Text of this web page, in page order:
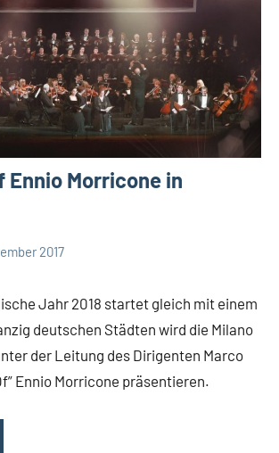
Ennio Morricone in
2017
Jahr 2018 startet gleich mit einem
deutschen Städten wird die Milano
der Leitung des Dirigenten Marco
Ennio Morricone präsentieren.